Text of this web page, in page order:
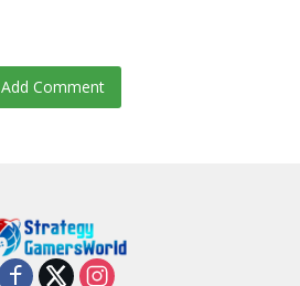
Add Comment